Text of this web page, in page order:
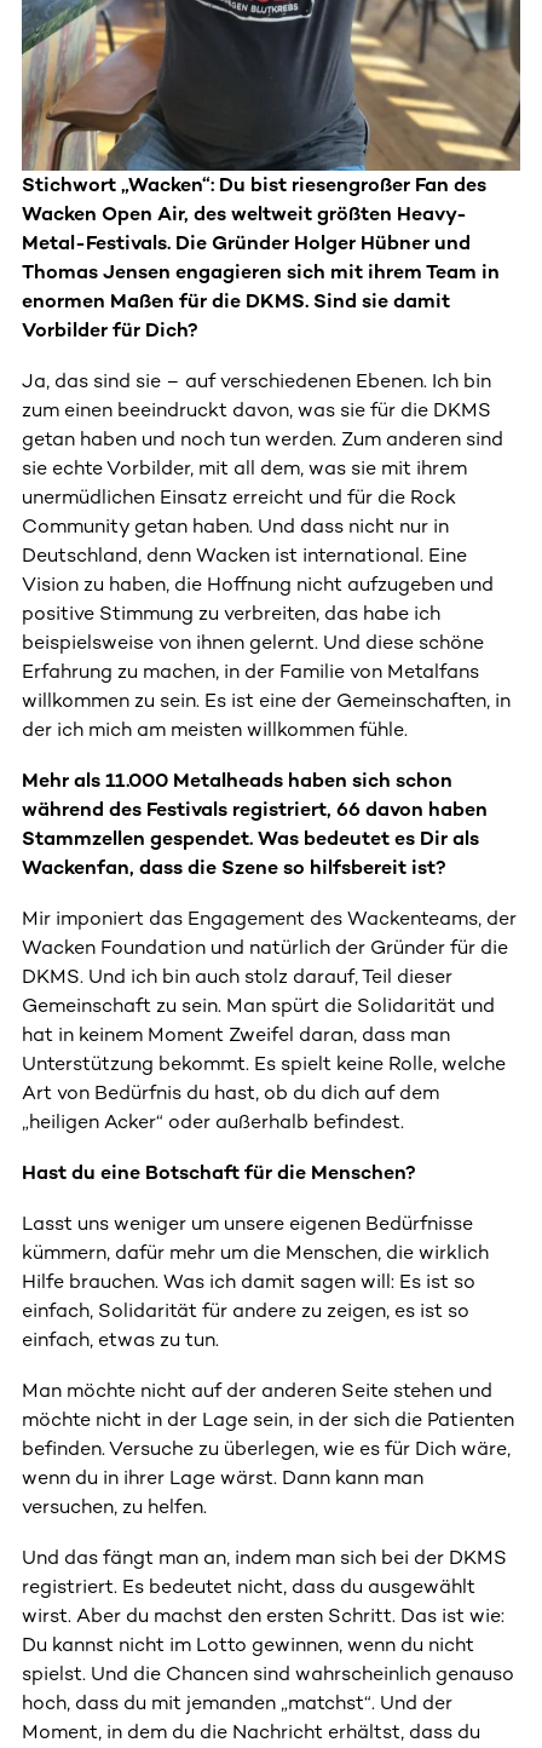
Stichwort „Wacken“: Du bist riesengroßer Fan des
Wacken Open Air, des weltweit größten Heavy-
Metal-Festivals. Die Gründer Holger Hübner und
Thomas Jensen engagieren sich mit ihrem Team in
enormen Maßen für die DKMS. Sind sie damit
Vorbilder für Dich?
Ja, das sind sie – auf verschiedenen Ebenen. Ich bin
zum einen beeindruckt davon, was sie für die DKMS
getan haben und noch tun werden. Zum anderen sind
sie echte Vorbilder, mit all dem, was sie mit ihrem
unermüdlichen Einsatz erreicht und für die Rock
Community getan haben. Und dass nicht nur in
Deutschland, denn Wacken ist international. Eine
Vision zu haben, die Hoffnung nicht aufzugeben und
positive Stimmung zu verbreiten, das habe ich
beispielsweise von ihnen gelernt. Und diese schöne
Erfahrung zu machen, in der Familie von Metalfans
willkommen zu sein. Es ist eine der Gemeinschaften, in
der ich mich am meisten willkommen fühle.
Mehr als 11.000 Metalheads haben sich schon
während des Festivals registriert, 66 davon haben
Stammzellen gespendet. Was bedeutet es Dir als
Wackenfan, dass die Szene so hilfsbereit ist?
Mir imponiert das Engagement des Wackenteams, der
Wacken Foundation und natürlich der Gründer für die
DKMS. Und ich bin auch stolz darauf, Teil dieser
Gemeinschaft zu sein. Man spürt die Solidarität und
hat in keinem Moment Zweifel daran, dass man
Unterstützung bekommt. Es spielt keine Rolle, welche
Art von Bedürfnis du hast, ob du dich auf dem
„heiligen Acker“ oder außerhalb befindest.
Hast du eine Botschaft für die Menschen?
Lasst uns weniger um unsere eigenen Bedürfnisse
kümmern, dafür mehr um die Menschen, die wirklich
Hilfe brauchen. Was ich damit sagen will: Es ist so
einfach, Solidarität für andere zu zeigen, es ist so
einfach, etwas zu tun.
Man möchte nicht auf der anderen Seite stehen und
möchte nicht in der Lage sein, in der sich die Patienten
befinden. Versuche zu überlegen, wie es für Dich wäre,
wenn du in ihrer Lage wärst. Dann kann man
versuchen, zu helfen.
Und das fängt man an, indem man sich bei der DKMS
registriert. Es bedeutet nicht, dass du ausgewählt
wirst. Aber du machst den ersten Schritt. Das ist wie:
Du kannst nicht im Lotto gewinnen, wenn du nicht
spielst. Und die Chancen sind wahrscheinlich genauso
hoch, dass du mit jemanden „matchst“. Und der
Moment, in dem du die Nachricht erhältst, dass du